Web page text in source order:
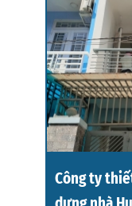
Công ty